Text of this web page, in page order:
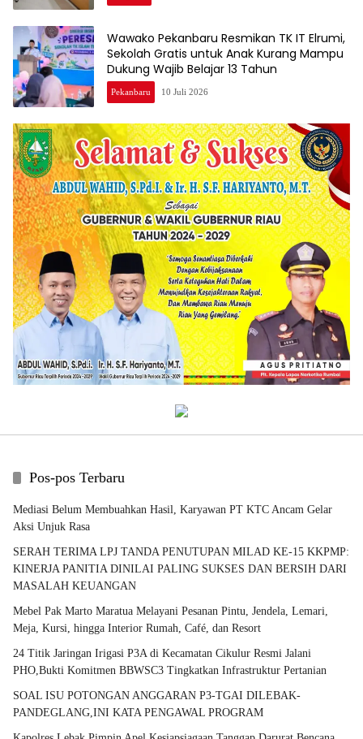
Wawako Pekanbaru Resmikan TK IT Elrumi,
Sekolah Gratis untuk Anak Kurang Mampu
Dukung Wajib Belajar 13 Tahun
Pekanbaru 10 Juli 2026
Pos-pos Terbaru
Mediasi Belum Membuahkan Hasil, Karyawan PT KTC Ancam Gelar
Aksi Unjuk Rasa
SERAH TERIMA LPJ TANDA PENUTUPAN MILAD KE-15 KKPMP:
KINERJA PANITIA DINILAI PALING SUKSES DAN BERSIH DARI
MASALAH KEUANGAN
Mebel Pak Marto Maratua Melayani Pesanan Pintu, Jendela, Lemari,
Meja, Kursi, hingga Interior Rumah, Café, dan Resort
24 Titik Jaringan Irigasi P3A di Kecamatan Cikulur Resmi Jalani
PHO,Bukti Komitmen BBWSC3 Tingkatkan Infrastruktur Pertanian
SOAL ISU POTONGAN ANGGARAN P3-TGAI DILEBAK-
PANDEGLANG,INI KATA PENGAWAL PROGRAM